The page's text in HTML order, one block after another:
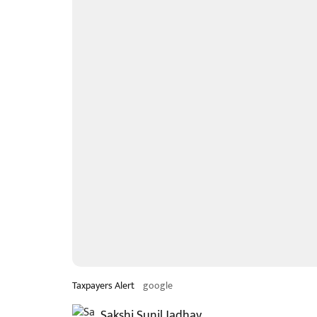
Taxpayers Alert google